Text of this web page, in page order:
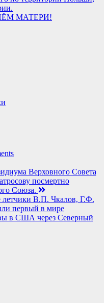
МАТЕРИ!
Верховного Совета
посмертно
Союза.
летчики В.П. Чкалов, Г.Ф.
первый в мире
в США через Северный